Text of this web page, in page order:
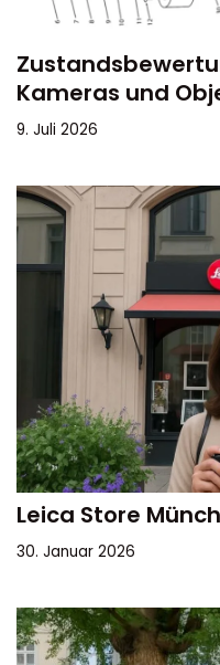
Kameras und
9. Juli 2026
Leica Store
30. Januar 2026